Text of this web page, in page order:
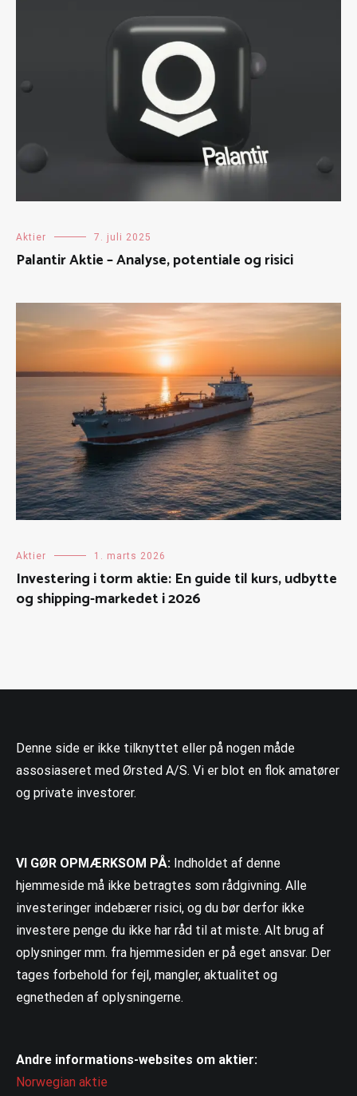
Aktier 7. juli 2025
Palantir Aktie – Analyse, potentiale og risici
Aktier 1. marts 2026
Investering i torm aktie: En guide til kurs, udbytte
og shipping-markedet i 2026
Denne side er ikke tilknyttet eller på nogen måde
assosiaseret med Ørsted A/S. Vi er blot en flok amatører
og private investorer.
VI GØR OPMÆRKSOM PÅ: Indholdet af denne
hjemmeside må ikke betragtes som rådgivning. Alle
investeringer indebærer risici, og du bør derfor ikke
investere penge du ikke har råd til at miste. Alt brug af
oplysninger mm. fra hjemmesiden er på eget ansvar. Der
tages forbehold for fejl, mangler, aktualitet og
egnetheden af oplysningerne.
Andre informations-websites om aktier:
Norwegian aktie